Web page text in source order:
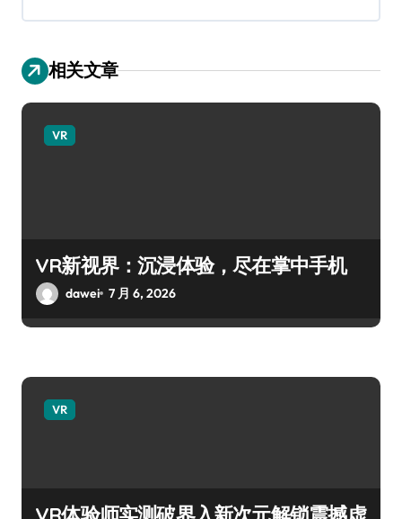
相关文章
VR
VR新视界：沉浸体验，尽在掌中手机
dawei 7 月 6, 2026
VR